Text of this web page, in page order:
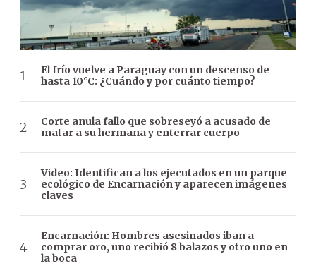
El frío vuelve a Paraguay con un descenso de
hasta 10°C: ¿Cuándo y por cuánto tiempo?
Corte anula fallo que sobreseyó a acusado de
matar a su hermana y enterrar cuerpo
Video: Identifican a los ejecutados en un parque
ecológico de Encarnación y aparecen imágenes
claves
Encarnación: Hombres asesinados iban a
comprar oro, uno recibió 8 balazos y otro uno en
la boca